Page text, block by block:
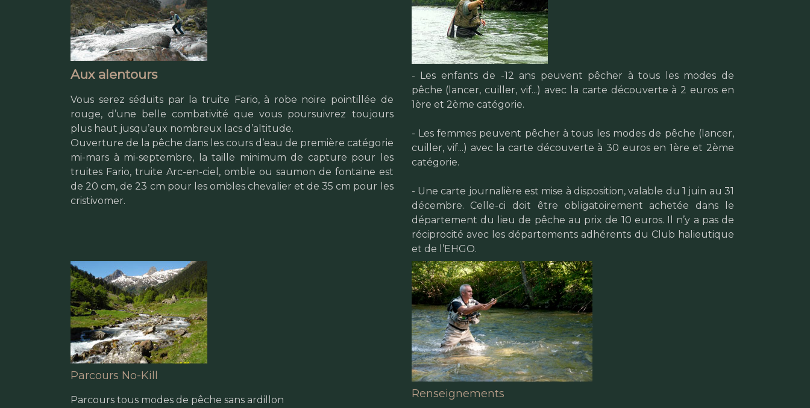
Aux alentours
Vous serez séduits par la truite Fario, à robe noire pointillée de
rouge, d’une belle combativité que vous poursuivrez toujours
plus haut jusqu’aux nombreux lacs d’altitude.
Ouverture de la pêche dans les cours d’eau de première catégorie
mi-mars à mi-septembre, la taille minimum de capture pour les
truites Fario, truite Arc-en-ciel, omble ou saumon de fontaine est
de 20 cm, de 23 cm pour les ombles chevalier et de 35 cm pour les
cristivomer.
- Les enfants de -12 ans peuvent pêcher à tous les modes de
pêche (lancer, cuiller, vif...) avec la carte découverte à 2 euros en
1ère et 2ème catégorie.
- Les femmes peuvent pêcher à tous les modes de pêche (lancer,
cuiller, vif...) avec la carte découverte à 30 euros en 1ère et 2ème
catégorie.
- Une carte journalière est mise à disposition, valable du 1 juin au 31
décembre. Celle-ci doit être obligatoirement achetée dans le
département du lieu de pêche au prix de 10 euros. Il n’y a pas de
réciprocité avec les départements adhérents du Club halieutique
et de l’EHGO.
Parcours No-Kill
Parcours tous modes de pêche sans ardillon
Renseignements